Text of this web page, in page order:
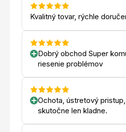
Kvalitný tovar, rýchle
Dobrý obchod Super
riesenie problémov
Ochota, ústretový
skutočne len kladne.